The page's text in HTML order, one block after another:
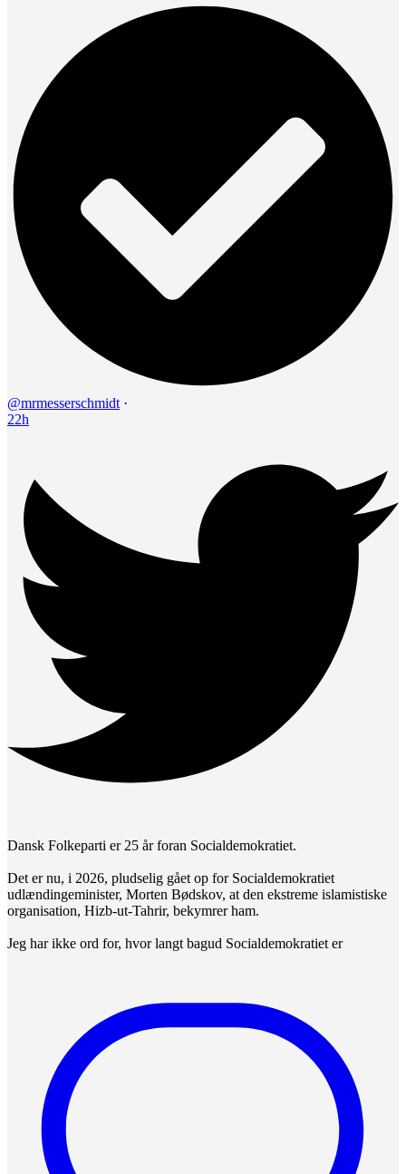
@mrmesserschmidt ·
22h
Dansk Folkeparti er 25 år foran Socialdemokratiet.
Det er nu, i 2026, pludselig gået op for Socialdemokratiet
udlændingeminister, Morten Bødskov, at den ekstreme islamistiske
organisation, Hizb-ut-Tahrir, bekymrer ham.
Jeg har ikke ord for, hvor langt bagud Socialdemokratiet er